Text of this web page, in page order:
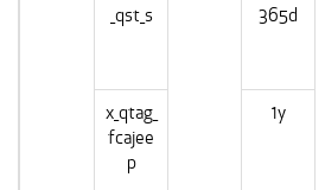
_qst_s 365d
x_qtag_
fcajee
p
1y